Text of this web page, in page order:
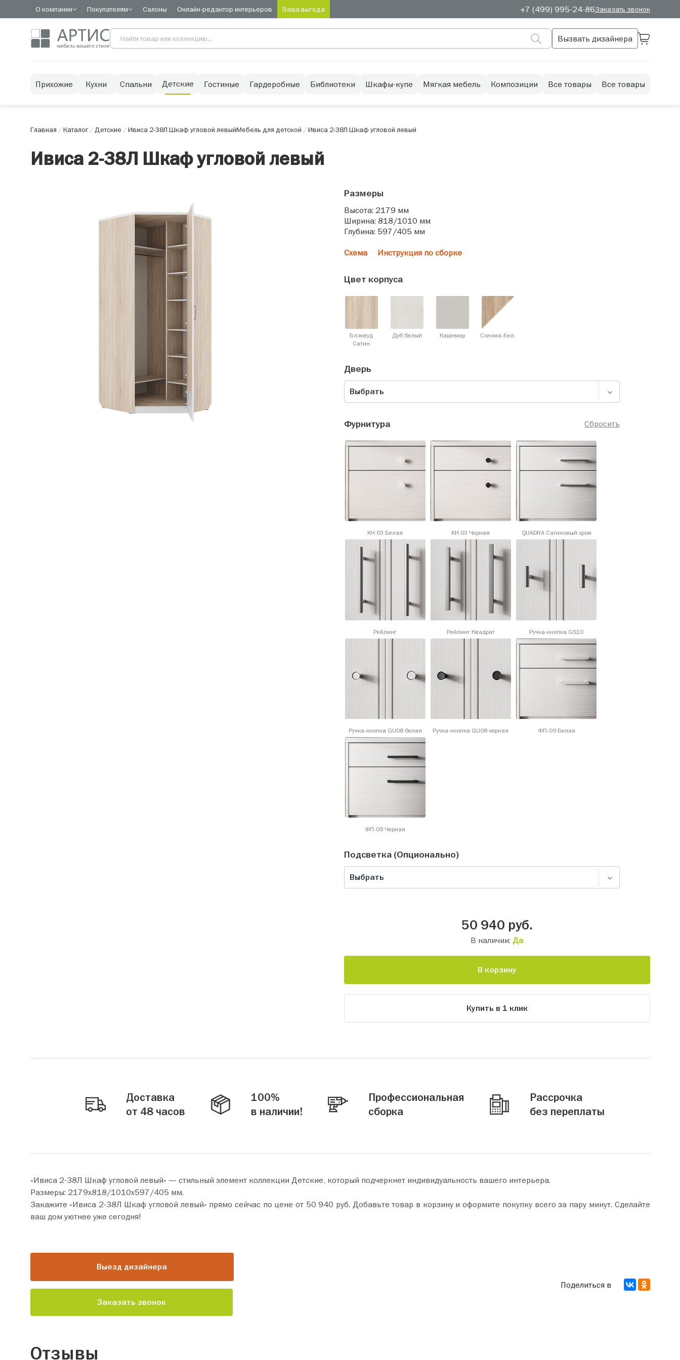
О компании Покупателям Салоны Онлайн-редактор интерьеров Ваша выгода +7 (499) 995-24-86Заказать звонок
Вызвать дизайнера
Прихожие Кухни Спальни Детские Гостиные Гардеробные Библиотеки Шкафы-купе Мягкая мебель Композиции Все товары Все товары
Главная /Каталог/Детские /Ивиса 2-38Л Шкаф угловой левыйМебель для детской /Ивиса 2-38Л Шкаф угловой левый
Ивиса 2-38Л Шкаф угловой левый
Размеры
Высота: 2179 мм
Ширина: 818/1010 мм
Глубина: 597/405 мм
Схема Инструкция по сборке
Цвет корпуса
Блэквуд
Cатин
Дуб белый Кашемир Сонома-Бел.
Дверь
Выбрать
Сбросить
Фурнитура
KH.03 Белая KH.03 Черная QUADRA Сатиновый хром
Рейлинг Рейлинг Квадрат Ручка-кнопка GS10
Ручка-кнопка GU08 белая Ручка-кнопка GU08 черная ФП-09 Белая
ФП-09 Черная
Подсветка (Опционально)
Выбрать
50 940 руб.
В наличии: Да
В корзину
Купить в 1 клик
Доставка
от 48 часов
100%
в наличии!
Профессиональная
сборка
Рассрочка
без переплаты
«Ивиса 2-38Л Шкаф угловой левый» — стильный элемент коллекции Детские, который подчеркнет индивидуальность вашего интерьера.
Размеры: 2179х818/1010х597/405 мм.
Закажите «Ивиса 2-38Л Шкаф угловой левый» прямо сейчас по цене от 50 940 руб. Добавьте товар в корзину и оформите покупку всего за пару минут. Сделайте
ваш дом уютнее уже сегодня!
Выезд дизайнера
Заказать звонок
Поделиться в
Отзывы